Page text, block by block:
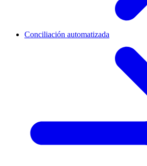
Conciliación automatizada